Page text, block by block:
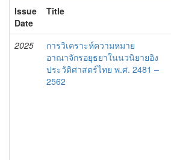
Issue
Date
Title
2025
การวิเคราะห์ความหมาย
อาณาจักรอยุธยาในนวนิยายอิง
ประวัติศาสตร์ไทย พ.ศ. 2481 –
2562